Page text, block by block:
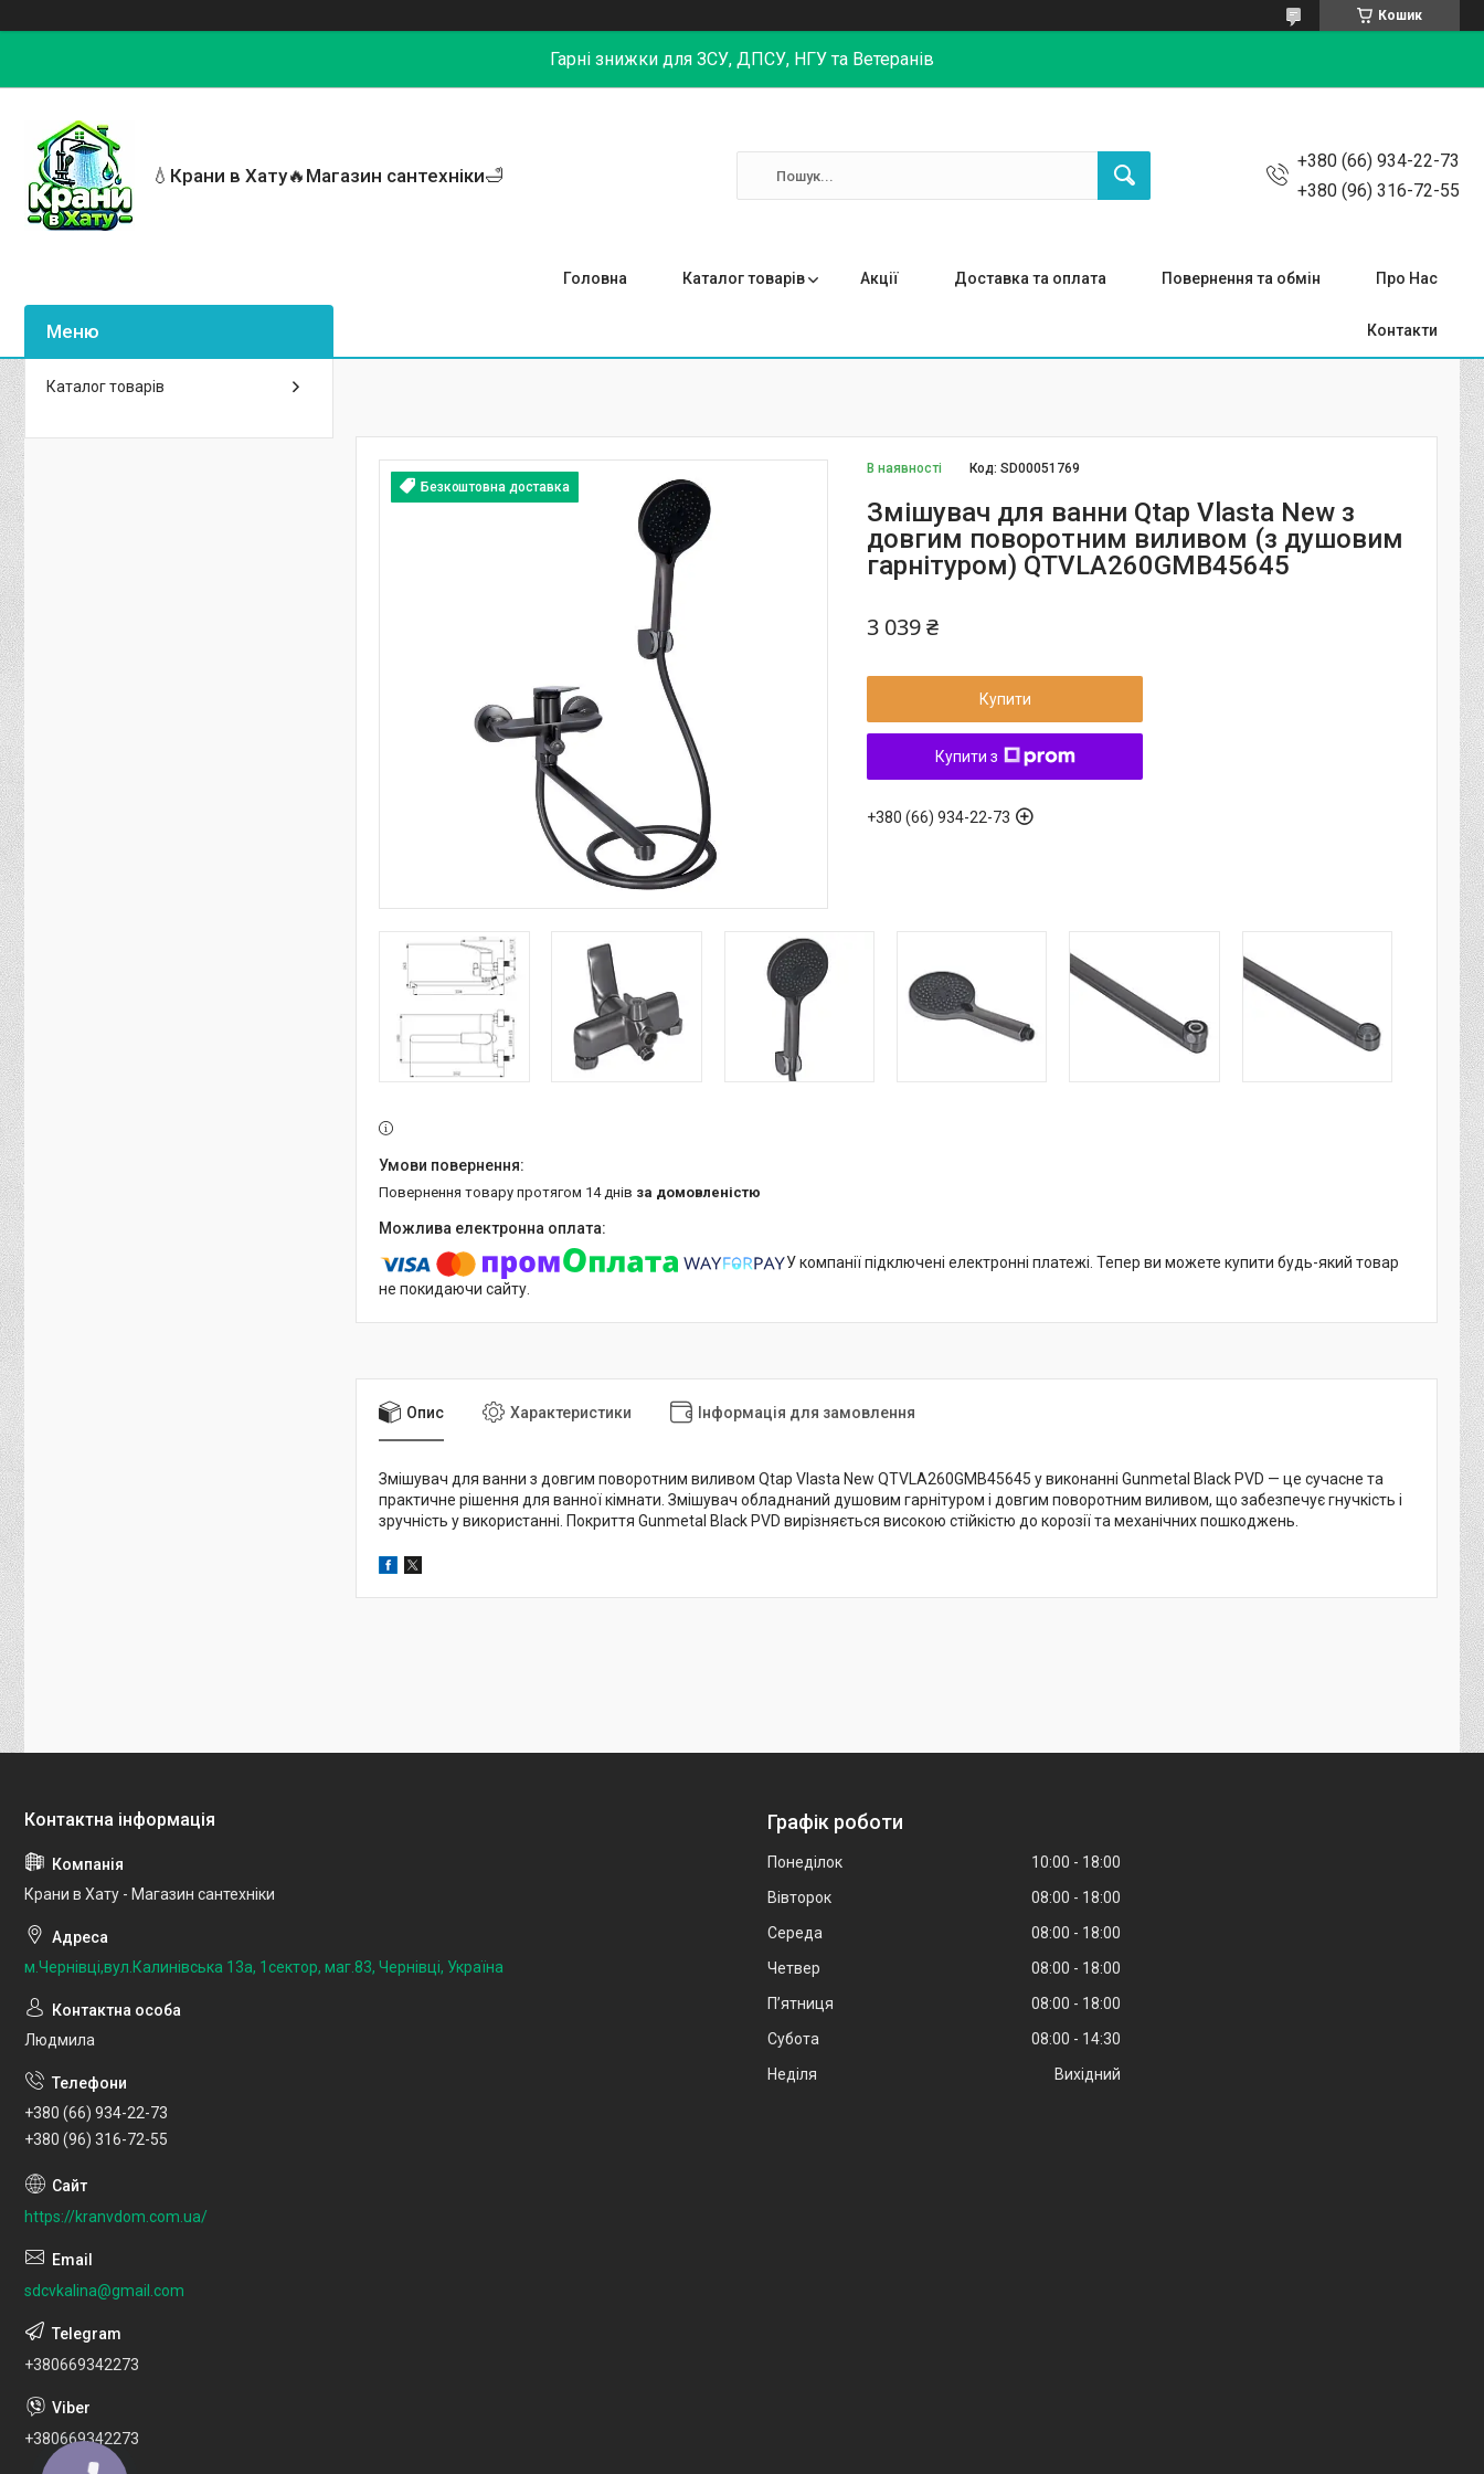
Кошик
Гарні знижки для ЗСУ, ДПСУ, НГУ та Ветеранів
💧Крани в Хату🔥Магазин сантехніки🛁
+380 (66) 934-22-73
+380 (96) 316-72-55
Головна Каталог товарів Акції Доставка та оплата Повернення та обмін Про Нас
Контакти
Безкоштовна доставка
В наявності Код:SD00051769
Змішувач для ванни Qtap Vlasta New з
довгим поворотним виливом (з душовим
гарнітуром) QTVLA260GMB45645
3 039 ₴
Купити
Купити з
+380 (66) 934-22-73
повернення товару протягом 14 днів за домовленістю
У компанії підключені електронні платежі. Тепер ви можете купити будь-який товар
не покидаючи сайту.
Опис Характеристики Інформація для замовлення
Змішувач для ванни з довгим поворотним виливом Qtap Vlasta New QTVLA260GMB45645 у виконанні Gunmetal Black PVD — це сучасне та
практичне рішення для ванної кімнати. Змішувач обладнаний душовим гарнітуром і довгим поворотним виливом, що забезпечує гнучкість і
зручність у використанні. Покриття Gunmetal Black PVD вирізняється високою стійкістю до корозії та механічних пошкоджень.
Каталог товарів
Крани в Хату - Магазин сантехніки
м.Чернівці,вул.Калинівська 13а, 1сектор, маг.83, Чернівці, Україна
Людмила
+380 (66) 934-22-73
+380 (96) 316-72-55
https://kranvdom.com.ua/
sdcvkalina@gmail.com
+380669342273
+380669342273
Графік роботи
Понеділок 10:00
18:00
Вівторок
08:00
18:00
Середа
08:00
18:00
Четвер
08:00
18:00
Пʼятниця
08:00
18:00
Субота
08:00
14:30
Неділя
Вихідний